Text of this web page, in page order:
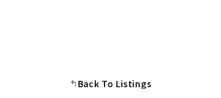
Back To Listings